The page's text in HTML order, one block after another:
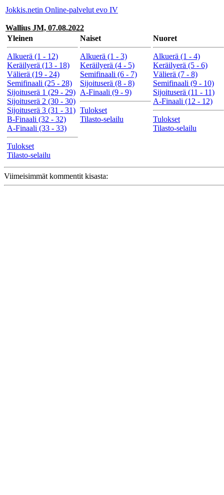
Jokkis.netin Online-palvelut evo IV
Wallius JM, 07.08.2022
Yleinen
Alkuerä (1 - 12)
Keräilyerä (13 - 18)
Välierä (19 - 24)
Semifinaali (25 - 28)
Sijoituserä 1 (29 - 29)
Sijoituserä 2 (30 - 30)
Sijoituserä 3 (31 - 31)
B-Finaali (32 - 32)
A-Finaali (33 - 33)
Tulokset
Tilasto-selailu
Naiset
Alkuerä (1 - 3)
Keräilyerä (4 - 5)
Semifinaali (6 - 7)
Sijoituserä (8 - 8)
A-Finaali (9 - 9)
Tulokset
Tilasto-selailu
Nuoret
Alkuerä (1 - 4)
Keräilyerä (5 - 6)
Välierä (7 - 8)
Semifinaali (9 - 10)
Sijoituserä (11 - 11)
A-Finaali (12 - 12)
Tulokset
Tilasto-selailu
Viimeisimmät kommentit kisasta: